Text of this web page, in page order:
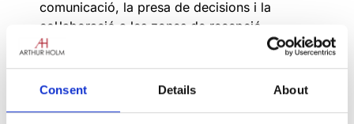
Consent Details About
comunicació, la presa de decisions i la
col·laboració a les zones de recepció,
conferències i reunions.
algunes de les seves solucions tecnològiques
úniques per a empreses i institucions